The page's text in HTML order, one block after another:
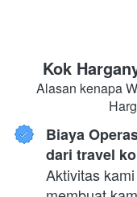
Kok
Alasan kenapa
Biaya
dari travel
Aktivitas